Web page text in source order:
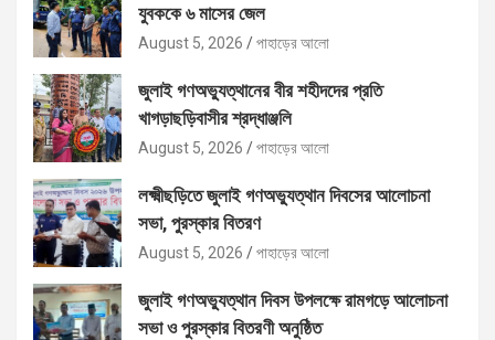
যুবককে ৬ মাসের জেল
August 5, 2026 পাহাড়ের আলো
জুলাই গণঅভ্যুত্থানের বীর শহীদদের প্রতি
খাগড়াছড়িবাসীর শ্রদ্ধাঞ্জলি
August 5, 2026 পাহাড়ের আলো
লক্ষ্মীছড়িতে জুলাই গণঅভ্যুত্থান দিবসের আলোচনা
সভা, পুরস্কার বিতরণ
August 5, 2026 পাহাড়ের আলো
জুলাই গণঅভ্যুত্থান দিবস উপলক্ষে রামগড়ে আলোচনা
সভা ও পুরস্কার বিতরণী অনুষ্ঠিত